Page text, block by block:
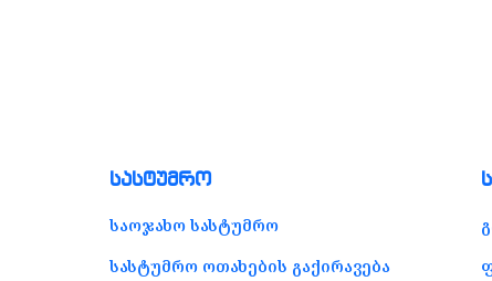
სასტუმრო
საოჯახო სასტუმრო
სასტუმრო ოთახების გაქირავება